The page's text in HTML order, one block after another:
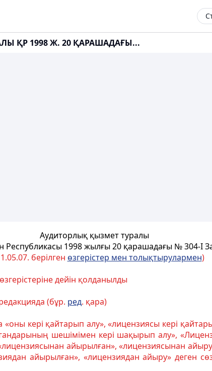
ҚР 1998 Ж. 20 ҚАРАШАДАҒЫ...
Аудиторлық қызмет туралы
Республикасы 1998 жылғы 20 қарашадағы № 304-I
берілген өзгерістер мен толықтырулармен)
дейін қолданылды
(бұр. ред. қара)
«оны кері қайтарып алу», «лицензиясы кері
шешімімен кері шақырып алу»,
айырылған», «лицензиясынан
айырылған», «лицензиядан айыру» деген